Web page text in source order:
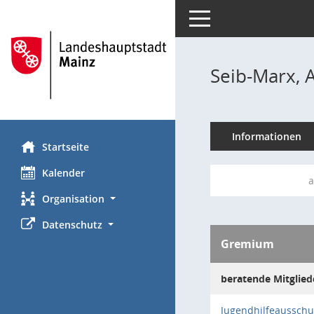
Startseite
Kalender
Organisation
Datenschutz
Toggle navigation
Seib-Marx,
Informationen
Gremium
beratende